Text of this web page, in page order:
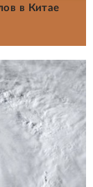
в Китае